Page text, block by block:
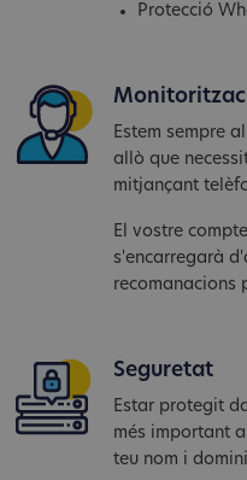
Protecció
Estem sempre
allò que
mitjançant
El vostre
s'encarregarà
recomanacions
Seguretat
Estar protegit
més important
teu nom i